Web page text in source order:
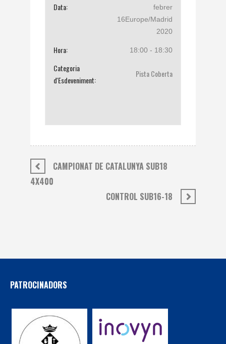
Data:
febrer
16Europe/Madrid
2020
Hora: 18:00 - 18:30
Categoria
d'Esdeveniment:
Pista Coberta
CAMPIONAT DE CATALUNYA SUB18
4X400
CONTROL SUB16-18
PATROCINADORS